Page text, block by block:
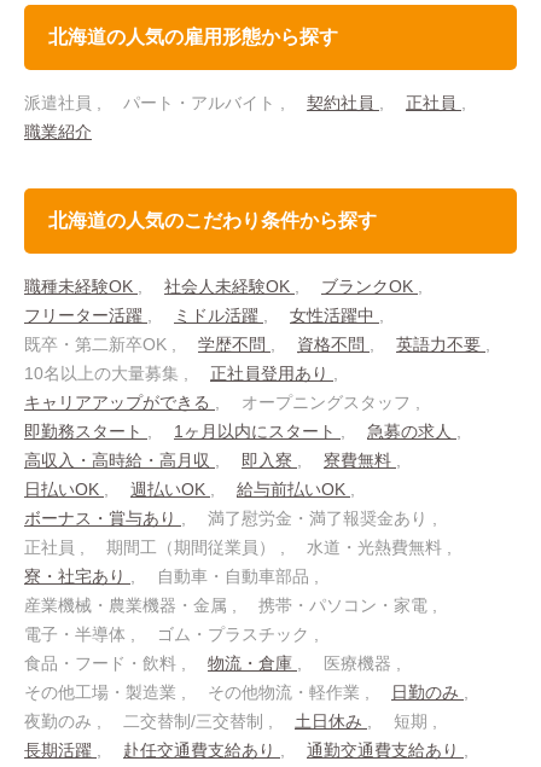
北海道の人気の雇用形態から探す
派遣社員 パート・アルバイト 契約社員
正社員
職業紹介
北海道の人気のこだわり条件から探す
職種未経験OK 社会人未経験OK
ブランクOK
フリーター活躍
ミドル活躍
女性活躍中
既卒・第二新卒OK
学歴不問 資格不問
英語力不要
10名以上の大量募集
正社員登用あり
キャリアアップができる
オープニングスタッフ
即勤務スタート
1ヶ月以内にスタート
急募の求人
高収入・高時給・高月収
即入寮
寮費無料
日払いOK
週払いOK
給与前払いOK
ボーナス・賞与あり
満了慰労金・満了報奨金あり
正社員
期間工（期間従業員）
水道・光熱費無料
寮・社宅あり
自動車・自動車部品
産業機械・農業機器・金属
携帯・パソコン・家電
電子・半導体
ゴム・プラスチック
食品・フード・飲料
物流・倉庫
医療機器
その他工場・製造業
その他物流・軽作業
日勤のみ
夜勤のみ
二交替制/三交替制 土日休み
短期
長期活躍
赴任交通費支給あり 通勤交通費支給あり